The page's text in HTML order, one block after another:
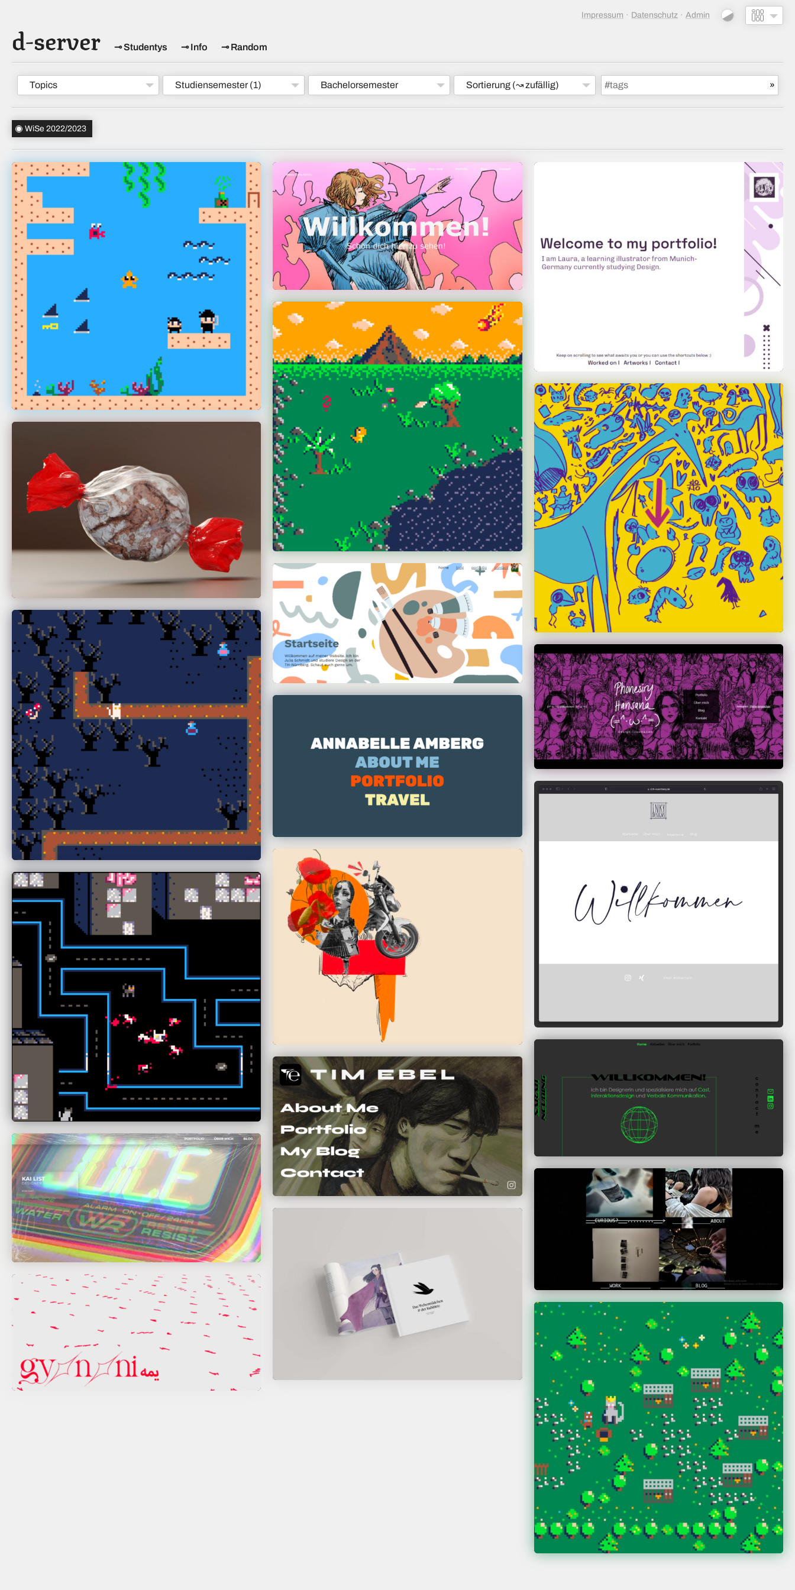
d-server Studentys Info Random
Impressum Datenschutz Admin
Topics Studiensemester (1) Bachelorsemester Sortierung (↝ zufällig)
WiSe 2022/2023
Daria Karkhu
Sarah Freytag
Philipp Denghel
Julia Schmidt
Maier Laura
Phonesiry Hansana
Amberg Annabelle
Inken Bornemann
Chiara Leitner
Weiland Elisabeth
Sarah Neubing
Tim Ebel
Kai List
Dilara Kazak
Laura Lucchesi
Lemma Yahya
Heldmann Barbara